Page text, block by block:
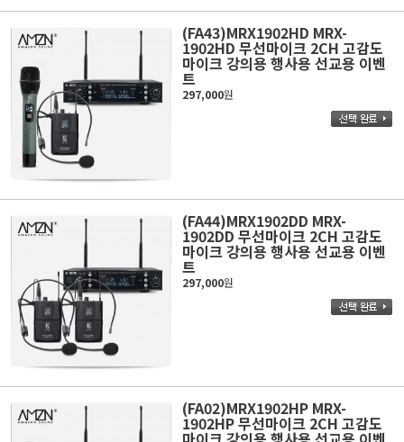
(FA43)MRX1902HD MRX-
1902HD 무선마이크 2CH 고감도
마이크 강의용 행사용 선교용 이벤
트
297,000원
(FA44)MRX1902DD MRX-
1902DD 무선마이크 2CH 고감도
마이크 강의용 행사용 선교용 이벤
트
297,000원
(FA02)MRX1902HP MRX-
1902HP 무선마이크 2CH 고감도